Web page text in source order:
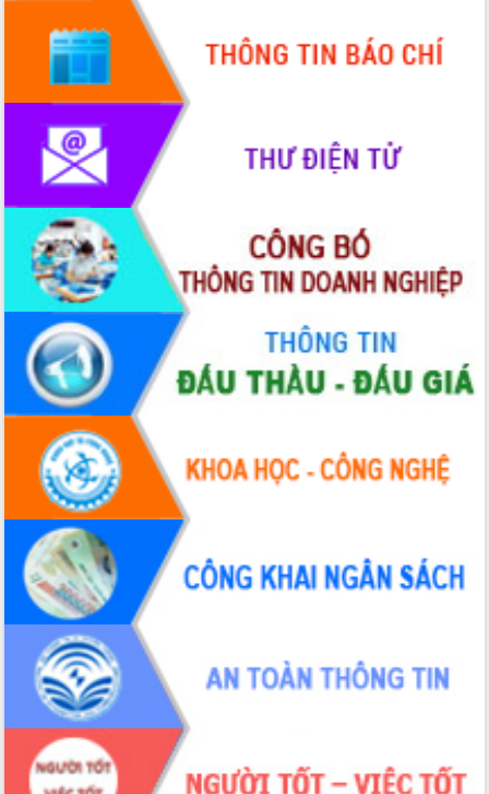
Hòn Yến phát triển du lịch gắn với bảo
tồn biển
Lấy ý kiến điều chỉnh Quy hoạch tỉnh
Đắk Lắk thời kỳ 2021-2030, tầm nhìn
đến năm 2050
Phát động chiến dịch 30 ngày đêm
giải phóng mặt bằng Tuyến đường bộ
ven biển
Đắk Lắk nỗ lực thúc đẩy tăng trưởng
kinh tế từ 10% trở lên trong Quý
II/2026
Đắk Lắk ký kết thỏa thuận hợp tác về
chuyển đổi số giai đoạn 2026 – 2030
với Tập đoàn Bưu chính Viễn thông
Việt Nam
Thứ trưởng Bộ Y tế làm việc với tỉnh
Đắk Lắk về phát triển nhân lực y tế
cho trạm y tế cấp xã
Du lịch Đắk Lắk nâng tầm trải nghiệm
du khách thông qua Hệ thống cơ sở dữ
liệu và Bản đồ số
Tập huấn ứng dụng trí tuệ nhân tạo (AI)
trong thương mại điện tử năm 2026
Đoàn đại biểu Quốc hội tỉnh Đắk Lắk
trao đổi thông tin trước Kỳ họp thứ
nhất, Quốc hội khóa XVI
Quyết liệt cải cách hành chính, khơi
thông nguồn lực phát triển
Nâng cao hiệu lực, hiệu quả HĐND
tỉnh thông qua hiện đại hóa hành chính
Xã Ea Phê gắn cải cách hành chính với
chuyển đổi số
Phó Chủ tịch Thường trực UBND tỉnh